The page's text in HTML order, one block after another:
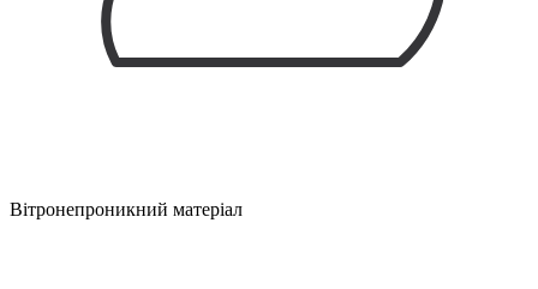
Вітронепроникний матеріал